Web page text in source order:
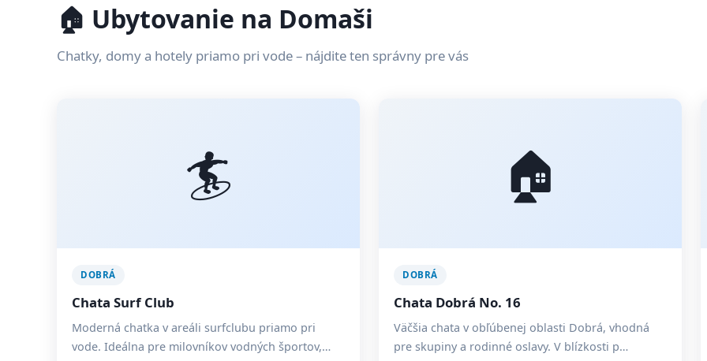
🏠 Ubytovanie na Domaši
Chatky, domy a hotely priamo pri vode – nájdite ten správny pre vás
🏄
DOBRÁ
Chata Surf Club
Moderná chatka v areáli surfclubu priamo pri
vode. Ideálna pre milovníkov vodných športov,…
🏠
DOBRÁ
Chata Dobrá No. 16
Väčšia chata v obľúbenej oblasti Dobrá, vhodná
pre skupiny a rodinné oslavy. V blízkosti p…